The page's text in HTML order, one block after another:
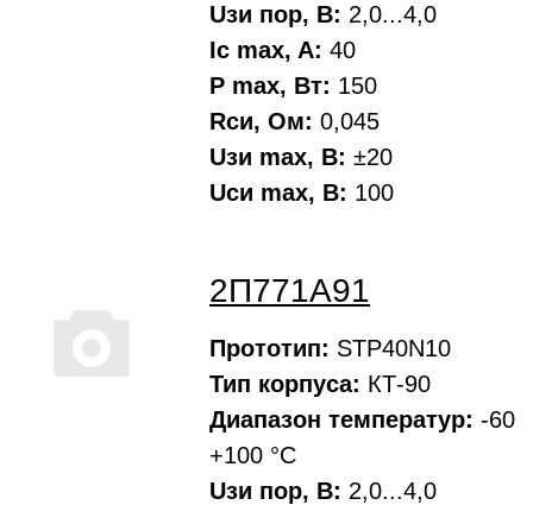
Uзи пор, В: 2,0...4,0
Ic max, A: 40
P max, Вт: 150
Rси, Oм: 0,045
Uзи max, В: ±20
Uси max, В: 100
2П771А91
Прототип: STP40N10
Тип корпуса: КТ-90
Диапазон температур: -60
+100 °С
Uзи пор, В: 2,0...4,0